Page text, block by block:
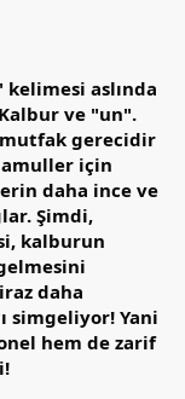
aslında
ve "un".
gerecidir
için
daha ince ve
Şimdi,
kalburun
daha
simgeliyor! Yani
hem de zarif